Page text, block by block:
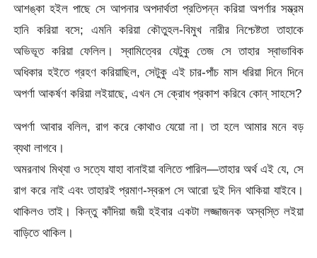
আশঙ্কা হইল পাছে সে আপনার অপদার্থতা প্রতিপন্ন করিয়া অপর্ণার সম্ভ্রম
হানি করিয়া বসে; এমনি করিয়া কৌতুহল-বিমুখ নারীর নিশ্চেষ্টতা তাহাকে
অভিভূত করিয়া ফেলিল। স্বামিত্বের যেটুকু তেজ সে তাহার স্বাভাবিক
অধিকার হইতে গ্রহণ করিয়াছিল, সেটুকু এই চার-পাঁচ মাস ধরিয়া দিনে দিনে
অপর্ণা আকর্ষণ করিয়া লইয়াছে, এখন সে ক্রোধ প্রকাশ করিবে কোন্‌ সাহসে?
অপর্ণা আবার বলিল, রাগ করে কোথাও যেয়ো না। তা হলে আমার মনে বড়
ব্যথা লাগবে।
অমরনাথ মিথ্যা ও সত্যে যাহা বানাইয়া বলিতে পারিল—তাহার অর্থ এই যে, সে
রাগ করে নাই এবং তাহারই প্রমাণ-স্বরূপ সে আরো দুই দিন থাকিয়া যাইবে।
থাকিলও তাই। কিন্তু কাঁদিয়া জয়ী হইবার একটা লজ্জাজনক অস্বস্তি লইয়া
বাড়িতে থাকিল।